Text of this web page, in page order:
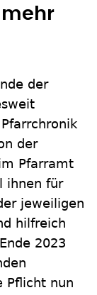
der
der
Pfarramt
ihnen für
jeweiligen
hilfreich
2023
Pflicht nun